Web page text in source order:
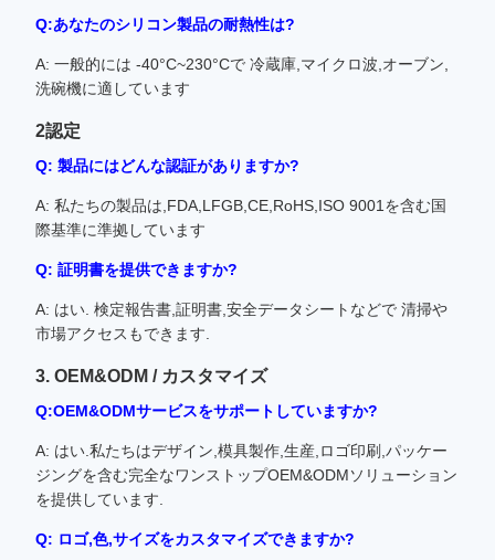
Q:あなたのシリコン製品の耐熱性は?
A: 一般的には -40°C~230°Cで 冷蔵庫,マイクロ波,オーブン,
洗碗機に適しています
2認定
Q: 製品にはどんな認証がありますか?
A: 私たちの製品は,FDA,LFGB,CE,RoHS,ISO 9001を含む国
際基準に準拠しています
Q: 証明書を提供できますか?
A: はい. 検定報告書,証明書,安全データシートなどで 清掃や
市場アクセスもできます.
3. OEM&ODM / カスタマイズ
Q:OEM&ODMサービスをサポートしていますか?
A: はい.私たちはデザイン,模具製作,生産,ロゴ印刷,パッケー
ジングを含む完全なワンストップOEM&ODMソリューション
を提供しています.
Q: ロゴ,色,サイズをカスタマイズできますか?